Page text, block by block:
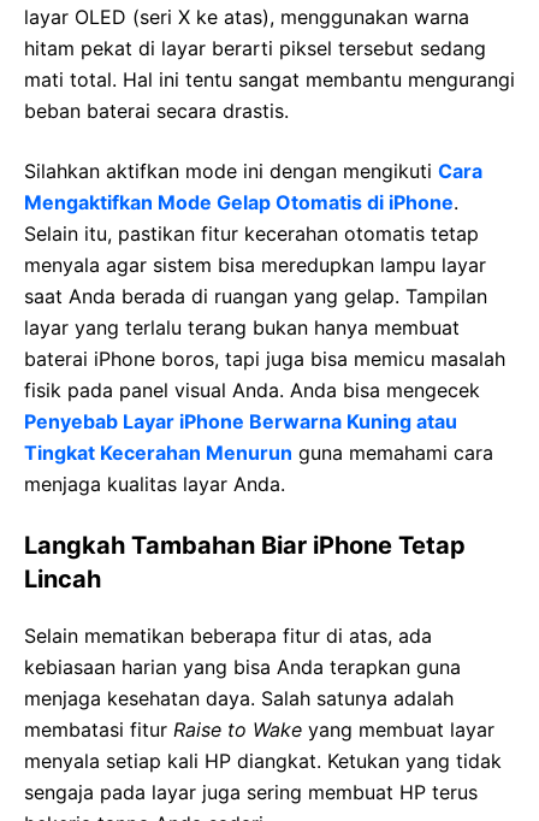
layar OLED (seri X ke atas), menggunakan warna
hitam pekat di layar berarti piksel tersebut sedang
mati total. Hal ini tentu sangat membantu mengurangi
beban baterai secara drastis.
Silahkan aktifkan mode ini dengan mengikuti Cara
Mengaktifkan Mode Gelap Otomatis di iPhone.
Selain itu, pastikan fitur kecerahan otomatis tetap
menyala agar sistem bisa meredupkan lampu layar
saat Anda berada di ruangan yang gelap. Tampilan
layar yang terlalu terang bukan hanya membuat
baterai iPhone boros, tapi juga bisa memicu masalah
fisik pada panel visual Anda. Anda bisa mengecek
Penyebab Layar iPhone Berwarna Kuning atau
Tingkat Kecerahan Menurun guna memahami cara
menjaga kualitas layar Anda.
Langkah Tambahan Biar iPhone Tetap
Lincah
Selain mematikan beberapa fitur di atas, ada
kebiasaan harian yang bisa Anda terapkan guna
menjaga kesehatan daya. Salah satunya adalah
membatasi fitur Raise to Wake yang membuat layar
menyala setiap kali HP diangkat. Ketukan yang tidak
sengaja pada layar juga sering membuat HP terus